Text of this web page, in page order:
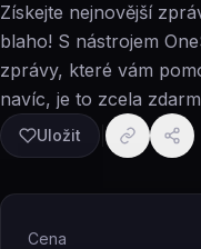
Získejte nejnovější
blaho! S nástrojem
zprávy, které vám
navíc, je to zcela
Uložit
Cena